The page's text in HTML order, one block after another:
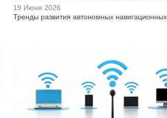
19 Июня 2026
Тренды развития автономных